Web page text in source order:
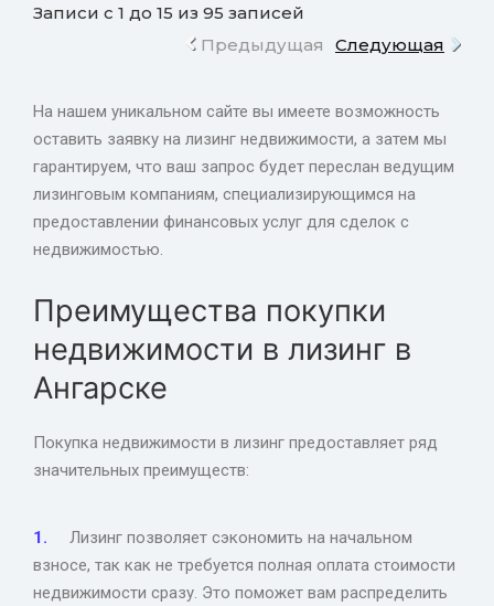
Записи с 1 до 15 из 95 записей
Предыдущая
Следующая
На нашем уникальном сайте вы имеете возможность
оставить заявку на лизинг недвижимости, а затем мы
гарантируем, что ваш запрос будет переслан ведущим
лизинговым компаниям, специализирующимся на
предоставлении финансовых услуг для сделок с
недвижимостью.
Преимущества покупки
недвижимости в лизинг в
Ангарске
Покупка недвижимости в лизинг предоставляет ряд
значительных преимуществ:
Лизинг позволяет сэкономить на начальном
взносе, так как не требуется полная оплата стоимости
недвижимости сразу. Это поможет вам распределить